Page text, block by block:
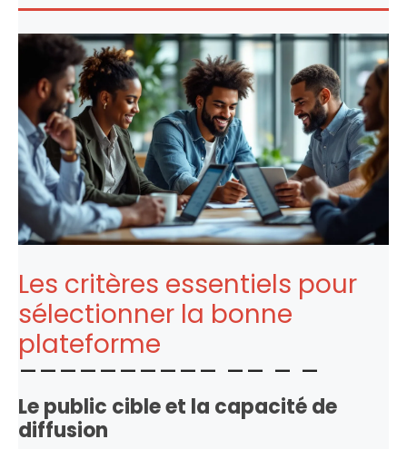
Les critères essentiels pour
sélectionner la bonne
plateforme
Le public cible et la capacité de
diffusion